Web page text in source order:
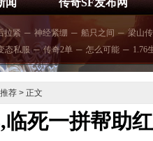
闻 传奇SF发布网
拉紧 ─ 神经紧绷 ─ 船只之间 ─ 梁山
态私服 ─ 传奇2单 ─ 怎么可能 ─ 1.76
荐 > 正文
临死一拼帮助